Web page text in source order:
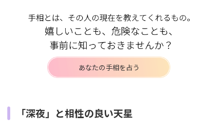
あなたの手相を占う
「深夜」と相性の良い天星